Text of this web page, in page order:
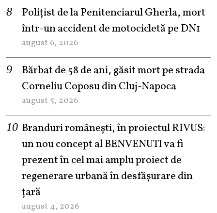
Polițist de la Penitenciarul Gherla, mort
într-un accident de motocicletă pe DN1
august 6, 2026
Bărbat de 58 de ani, găsit mort pe strada
Corneliu Coposu din Cluj-Napoca
august 5, 2026
Branduri românești, în proiectul RIVUS:
un nou concept al BENVENUTI va fi
prezent în cel mai amplu proiect de
regenerare urbană în desfășurare din
țară
august 4, 2026